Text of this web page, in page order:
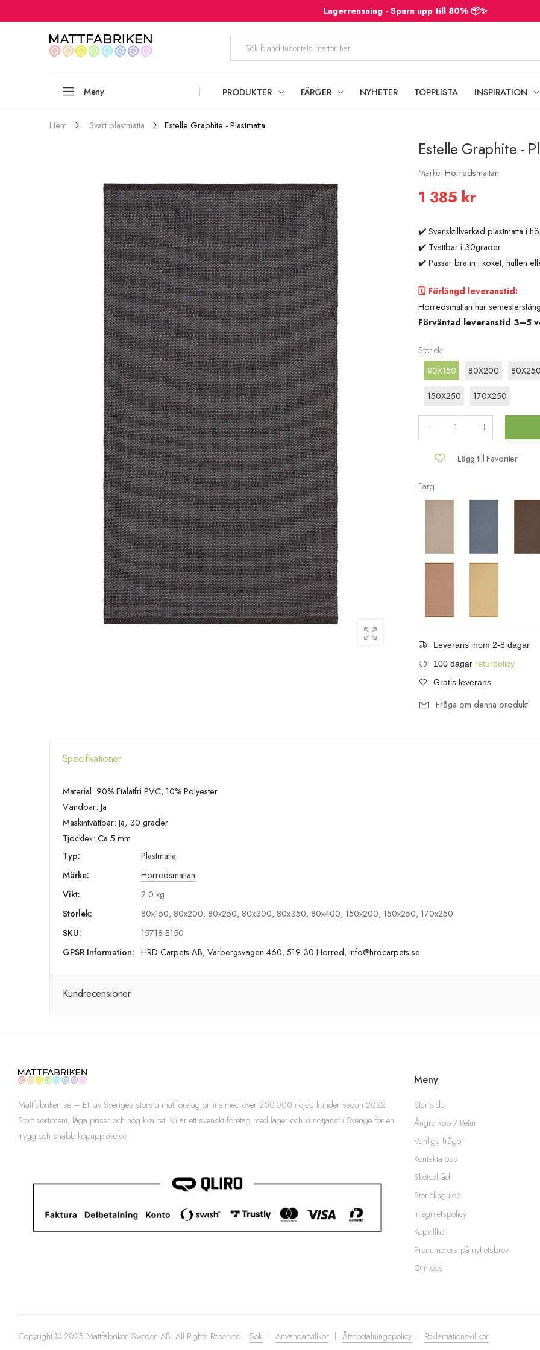
Lagerrensning - Spara upp till 80% 📦✨
Meny PRODUKTER FÄRGER NYHETER TOPPLISTA INSPIRATION
Hem Svart plastmatta Estelle Graphite - Plastmatta
Estelle Graphite -
Märke: Horredsmattan
1 385 kr
✔️ Svensktillverkad plastmatta i
✔️ Tvättbar i 30grader
✔️ Passar bra in i köket, hallen
🗓️ Förlängd leveranstid:
Horredsmattan har
Förväntad leveranstid 3–5
Storlek:
80X150
80X200 80X250
150X250 170X250
Lägg till Favoriter
Färg:
Leverans inom 2-8 dagar
100 dagar returpolicy
Gratis leverans
Fråga om denna produkt
Specifikationer
Material: 90% Ftalatfri PVC, 10% Polyester
Vändbar: Ja
Maskintvättbar: Ja, 30 grader
Tjocklek: Ca 5 mm
Typ:
Plastmatta
Märke:
Horredsmattan
Vikt:
2.0 kg
Storlek:
80x150, 80x200, 80x250, 80x300, 80x350, 80x400, 150x200, 150x250, 170x250
SKU:
15718-E150
GPSR Information: HRD Carpets AB, Varbergsvägen 460, 519 30 Horred, info@hrdcarpets.se
Kundrecensioner
Mattfabriken.se – Ett av Sveriges största mattföretag online med över 200 000 nöjda kunder sedan 2022.
Stort sortiment, låga priser och hög kvalitet. Vi är ett svenskt företag med lager och kundtjänst i Sverige för en
trygg och snabb köpupplevelse.
Meny
Startsida
Ångra köp / Retur
Vanliga frågor
Kontakta oss
Skötselråd
Storleksguide
Integritetspolicy
Köpvillkor
Prenumerera på nyhetsbrev
Om oss
Copyright © 2025 Mattfabriken Sweden AB. All Rights Reserved. Sök Användarvillkor Återbetalningspolicy Reklamationsvillkor